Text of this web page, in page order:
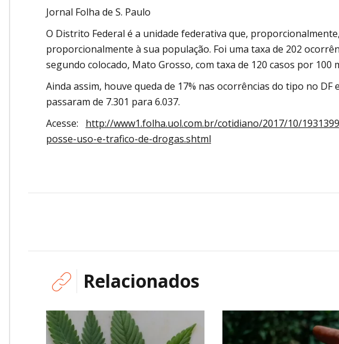
Jornal Folha de S. Paulo
O Distrito Federal é a unidade federativa que,
proporcionalmente à sua população. Foi uma taxa de 202
segundo colocado, Mato Grosso, com taxa de 120 casos por 100
Ainda assim, houve queda de 17% nas ocorrências do tipo no
passaram de 7.301 para 6.037.
Acesse: http://www1.folha.uol.com.br/cotidiano/2017/10/
posse-uso-e-trafico-de-drogas.shtml
Relacionados